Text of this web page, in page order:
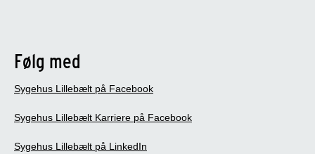
Følg med
Sygehus Lillebælt på Facebook
Sygehus Lillebælt Karriere på Facebook
Sygehus Lillebælt på LinkedIn